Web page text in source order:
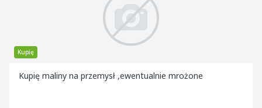
Kupię
Kupię maliny na przemysł ,ewentualnie mrożone